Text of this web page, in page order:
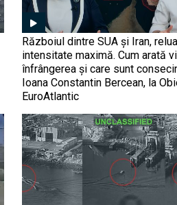
Războiul dintre SUA și Iran,
intensitate maximă. Cum arată
înfrângerea și care sunt
Ioana Constantin Bercean, la
EuroAtlantic